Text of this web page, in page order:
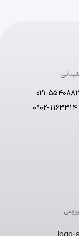
021-
0902-1163314